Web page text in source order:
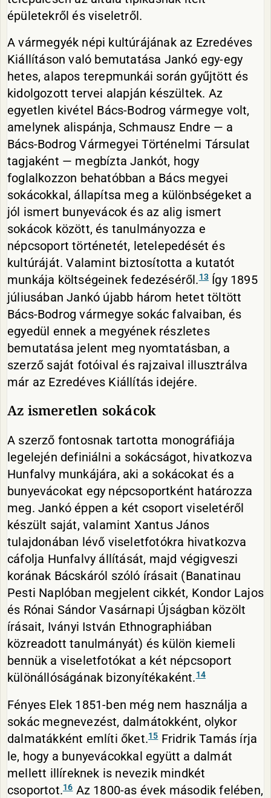
épületekről és viseletről.
A vármegyék népi kultúrájának az Ezredéves
Kiállításon való bemutatása Jankó egy-egy
hetes, alapos terepmunkái során gyűjtött és
kidolgozott tervei alapján készültek. Az
egyetlen kivétel Bács-Bodrog vármegye volt,
amelynek alispánja, Schmausz Endre — a
Bács-Bodrog Vármegyei Történelmi Társulat
tagjaként — megbízta Jankót, hogy
foglalkozzon behatóbban a Bács megyei
sokácokkal, állapítsa meg a különbségeket a
jól ismert bunyevácok és az alig ismert
sokácok között, és tanulmányozza e
népcsoport történetét, letelepedését és
kultúráját. Valamint biztosította a kutatót
munkája költségeinek fedezéséről.13 Így 1895
júliusában Jankó újabb három hetet töltött
Bács-Bodrog vármegye sokác falvaiban, és
egyedül ennek a megyének részletes
bemutatása jelent meg nyomtatásban, a
szerző saját fotóival és rajzaival illusztrálva
már az Ezredéves Kiállítás idejére.
Az ismeretlen sokácok
A szerző fontosnak tartotta monográfiája
legelején definiálni a sokácságot, hivatkozva
Hunfalvy munkájára, aki a sokácokat és a
bunyevácokat egy népcsoportként határozza
meg. Jankó éppen a két csoport viseletéről
készült saját, valamint Xantus János
tulajdonában lévő viseletfotókra hivatkozva
cáfolja Hunfalvy állítását, majd végigveszi
korának Bácskáról szóló írásait (Banatinau
Pesti Naplóban megjelent cikkét, Kondor Lajos
és Rónai Sándor Vasárnapi Újságban közölt
írásait, Iványi István Ethnographiában
közreadott tanulmányát) és külön kiemeli
bennük a viseletfotókat a két népcsoport
különállóságának bizonyítékaként.14
Fényes Elek 1851-ben még nem használja a
sokác megnevezést, dalmátokként, olykor
dalmatákként említi őket.15Fridrik Tamás írja
le, hogy a bunyevácokkal együtt a dalmát
mellett illíreknek is nevezik mindkét
csoportot.16Az 1800-as évek második felében,